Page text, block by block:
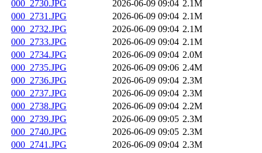
000_2730.JPG 2026-06-09 09:04 2.1M
000_2731.JPG
2026-06-09 09:04 2.1M
000_2732.JPG
2026-06-09 09:04 2.1M
000_2733.JPG
2026-06-09 09:04 2.1M
000_2734.JPG
2026-06-09 09:04 2.0M
000_2735.JPG
2026-06-09 09:06 2.4M
000_2736.JPG
2026-06-09 09:04 2.3M
000_2737.JPG
2026-06-09 09:04 2.3M
000_2738.JPG
2026-06-09 09:04 2.2M
000_2739.JPG
2026-06-09 09:05 2.3M
000_2740.JPG
2026-06-09 09:05 2.3M
000_2741.JPG
2026-06-09 09:04 2.3M